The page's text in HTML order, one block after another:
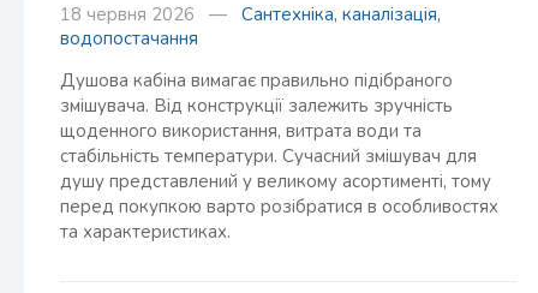
18 червня 2026 — Сантехніка, каналізація,
водопостачання
Душова кабіна вимагає правильно підібраного
змішувача. Від конструкції залежить зручність
щоденного використання, витрата води та
стабільність температури. Сучасний змішувач для
душу представлений у великому асортименті, тому
перед покупкою варто розібратися в особливостях
та характеристиках.